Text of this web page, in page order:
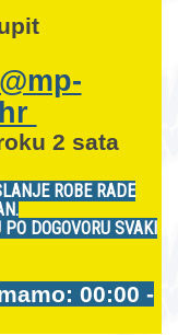
2 sata
ROBE RADE
DOGOVORU SVAKI
00:00 -